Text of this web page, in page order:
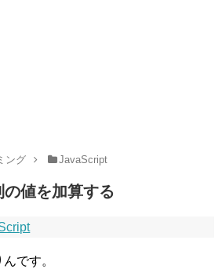
ング JavaScript
値を加算する
です。